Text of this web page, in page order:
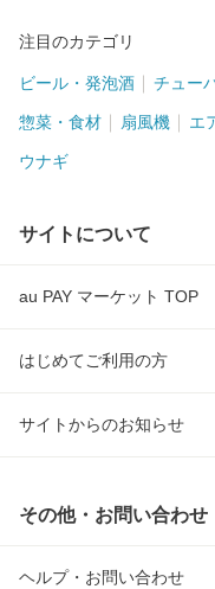
注目のカテゴリ
ビール・発泡酒 チュー
惣菜・食材 扇風機 エ
ウナギ
サイトについて
au PAY マーケット TOP
はじめてご利用の方
サイトからのお知らせ
その他・お問い合わせ
ヘルプ・お問い合わせ